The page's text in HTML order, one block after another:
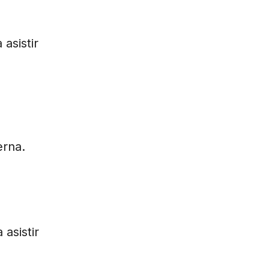
asistir
asistir